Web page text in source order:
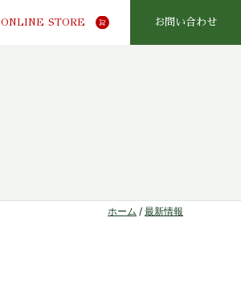
ONLINE STORE お問い合わせ
ホーム / 最新情報